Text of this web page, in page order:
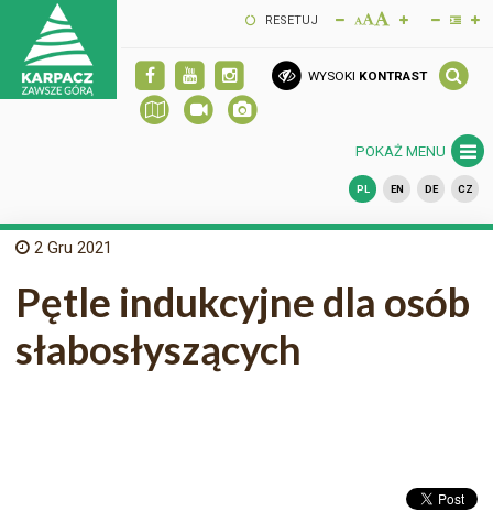
RESETUJ
WYSOKI KONTRAST
POKAŻ MENU
PL EN DE CZ
2 Gru 2021
Pętle indukcyjne dla osób
słabosłyszących